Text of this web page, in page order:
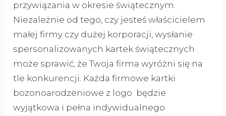
przywiązania w okresie świątecznym.
Niezależnie od tego, czy jesteś właścicielem
małej firmy czy dużej korporacji, wysłanie
spersonalizowanych kartek świątecznych
może sprawić, że Twoja firma wyróżni się na
tle konkurencji. Każda firmowe kartki
bozonoarodzeniowe z logo będzie
wyjątkowa i pełna indywidualnego